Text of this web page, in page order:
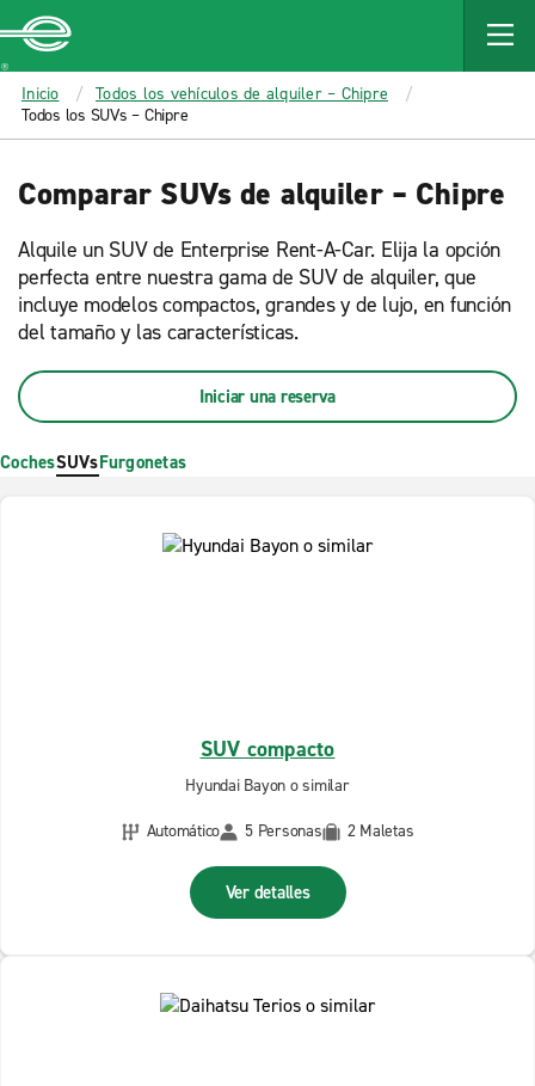
MAIN
CONTENT
Enterprise
Inicio
Todos los vehículos de alquiler – Chipre
Todos los SUVs – Chipre
Comparar SUVs de alquiler – Chipre
Alquile un SUV de Enterprise Rent-A-Car. Elija la opción
perfecta entre nuestra gama de SUV de alquiler, que
incluye modelos compactos, grandes y de lujo, en función
del tamaño y las características.
Iniciar una reserva
CochesSUVsFurgonetas
SUV compacto
Hyundai Bayon o similar
Automático
5 Personas 2 Maletas
Ver detalles